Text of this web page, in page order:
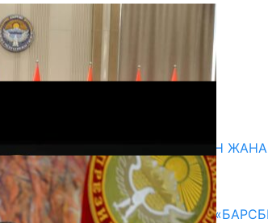
ГЕНДЕРДИК БАСМЫРЛООДОН
ЗОМБУЛУКТАН КОРГОО
07.08.2026
КЫРГЫЗ ТАРЫХЫ ТАСМАДА: